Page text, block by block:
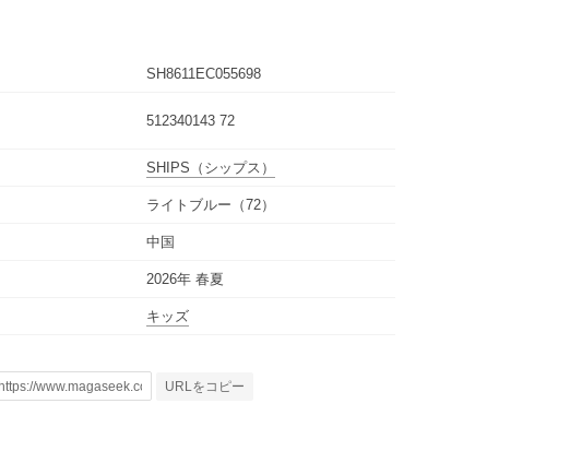
SH8611EC055698
512340143 72
SHIPS （シップス）
ライトブルー（72）
中国
2026年 春夏
キッズ
URLをコピー